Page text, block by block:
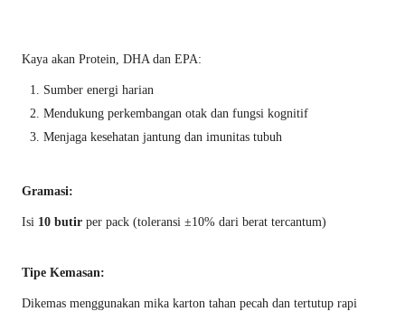
Kaya akan Protein, DHA dan EPA:
Sumber energi harian
Mendukung perkembangan otak dan fungsi kognitif
Menjaga kesehatan jantung dan imunitas tubuh
Gramasi:
Isi 10 butir per pack (toleransi ±10% dari berat tercantum)
Tipe Kemasan:
Dikemas menggunakan mika karton tahan pecah dan tertutup rapi